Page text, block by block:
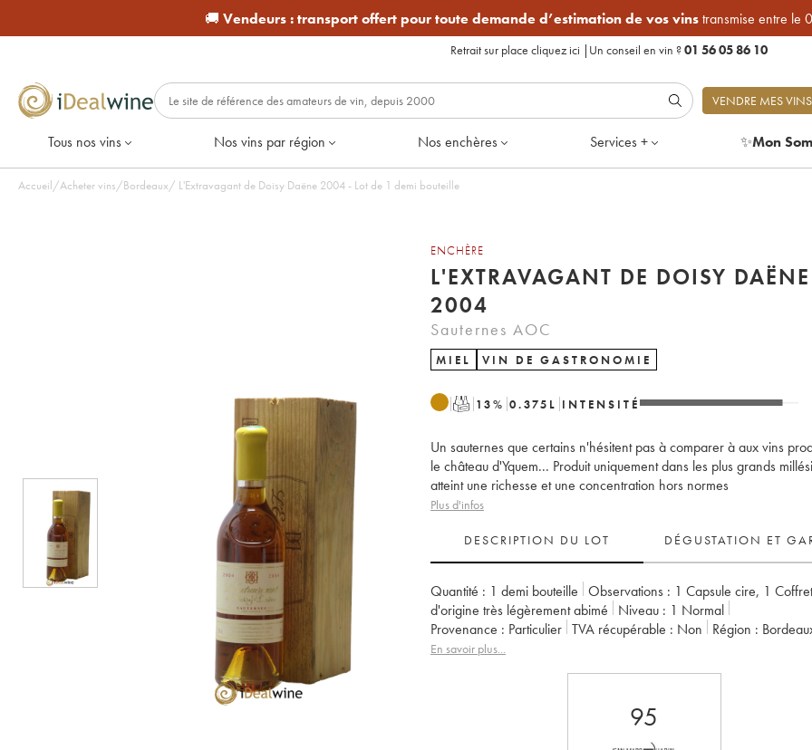
🚚 Vendeurs :transport offert pour toute demande d’estimation de vos vinstransmise entre le
Retrait sur place cliquez ici | Un conseil en vin ?01 56 05 86 10
VENDRE MES VINS
Tous nos vins Nos vins par région Nos enchères Services + ✨Mon
Accueil/Acheter vins/Bordeaux/ L'Extravagant de Doisy Daëne 2004 - Lot de 1 demi bouteille
ENCHÈRE
L'EXTRAVAGANT DE DOISY DAËNE
2004
Sauternes AOC
MIEL VIN DE GASTRONOMIE
T 13% 0.375 L INTENSITÉ
Un sauternes que certains n'hésitent pas à comparer à aux vins
le château d'Yquem... Produit uniquement dans les plus grands
atteint une richesse et une concentration hors normes
Plus d'infos
DESCRIPTION DU LOT DÉGUSTATION ET
Quantité : 1 demi bouteille Observations : 1 Capsule cire, 1 Coffret
d'origine très légèrement abimé
Niveau : 1 Normal
Provenance : particulier TVA récupérable : non Région :
Appellation :
En savoir plus...
95